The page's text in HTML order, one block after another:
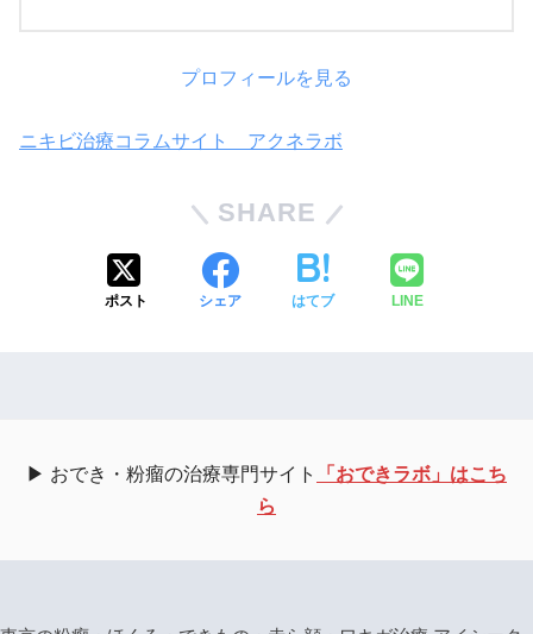
プロフィールを見る
ニキビ治療コラムサイト アクネラボ
SHARE
ポスト シェア はてブ LINE
▶ おでき・粉瘤の治療専門サイト
「おできラボ」はこち
ら